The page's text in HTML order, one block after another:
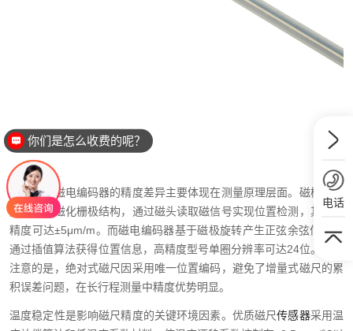
磁栅尺与磁电编码器的精度差异主要体现在测量原理层面。磁栅尺采
用周期性磁化栅极结构，通过磁头读取磁信号实现位置检测，其典型
精度可达±5μm/m。而磁电编码器基于磁极旋转产生正弦余弦信号，
通过插值算法获得位置信息，高精度型号单圈分辨率可达24位。值得
注意的是，绝对式磁尺因采用唯一位置编码，避免了增量式磁尺的累
积误差问题，在长行程测量中精度优势明显。
温度稳定性是影响磁尺精度的关键环境因素。优质磁尺传感器采用温
电话
你们是怎么收费的呢？